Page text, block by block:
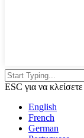
ESC για να κλείσετε
English
French
German